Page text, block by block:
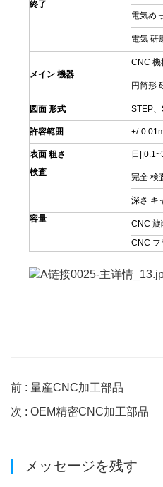
終了
電気め
電気 研
メイン 機器
CNC 機
円筒形
図面 形式 STEP
許容範囲 +/-
表面 粗さ
日
検査
完全 検
深さ キ
容量
CNC 旋
CNC フ
前 : 量産CNC加工部品
次 : OEM精密CNC加工部品
メッセージを残す